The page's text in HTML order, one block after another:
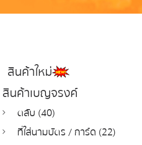
สินค้าใหม่
สินค้าเบญจรงค์
ตลับ (40)
ที่ใส่นามบัตร / การ์ด (22)